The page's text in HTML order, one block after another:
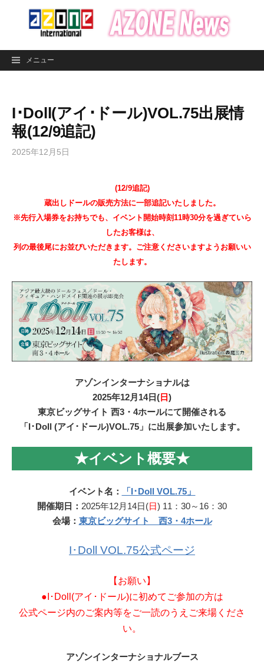
ン
メニュー
I･Doll(アイ･ドール)VOL.75出展情
報(12/9追記)
2025年12月5日
(12/9追記)
蔵出しドールの販売方法に一部追記いたしました。
※先行入場券をお持ちでも、イベント開始時刻11時30分を過ぎていら
したお客様は、
列の最後尾にお並びいただきます。ご注意くださいますようお願いい
たします。
アゾンインターナショナルは
2025年12月14日( 日)
東京ビッグサイト 西3・4ホールにて開催される
「I･Doll (アイ･ドール)VOL.75」に出展参加いたします。
★イベント概要★
イベント名：
「I･Doll VOL.75」
開催期日： 2025年12月14日(日) 11：30～16：30
会場： 東京ビッグサイト 西3・4ホール
I･Doll VOL.75公式ページ
【お願い】
●I･Doll(アイ･ドール)に初めてご参加の方は
公式ページ内のご案内等をご一読のうえご来場くださ
い。
アゾンインターナショナルブース